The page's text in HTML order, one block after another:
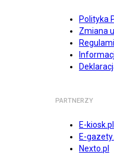
Polityka
Zmiana
PARTNERZY
E-kiosk.pl
E-
Nexto.pl